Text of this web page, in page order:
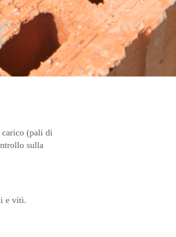
carico (pali di
sulla
e viti.